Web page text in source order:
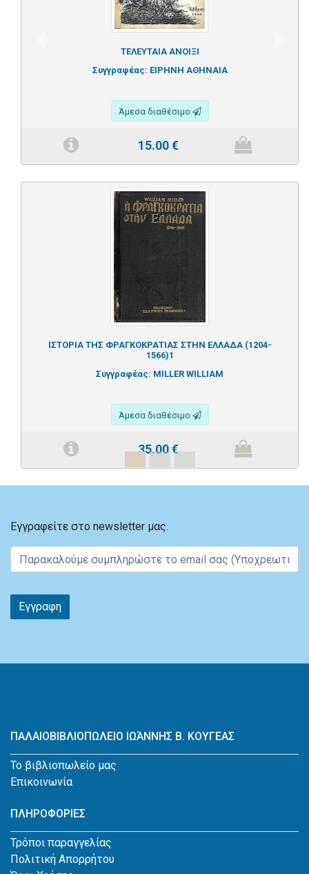
ΤΕΛΕΥΤΑΙΑ ΑΝΟΙΞΙ
Συγγραφέας: ΕΙΡΗΝΗ ΑΘΗΝΑΙΑ
Άμεσα διαθέσιμο
15.00€
ΙΣΤΟΡΙΑ ΤΗΣ ΦΡΑΓΚΟΚΡΑΤΙΑΣ ΣΤΗΝ ΕΛΛΑΔΑ (1204-
1566)1
Συγγραφέας: MILLER WILLIAM
Άμεσα διαθέσιμο
35.00€
Εγγραφείτε στο newsletter μας.
Εγγραφη
ΠΑΛΑΙΟΒΙΒΛΙΟΠΩΛΕΙΟ ΙΩΆΝΝΗΣ Β. ΚΟΥΓΕΑΣ
Το βιβλιοπωλείο μας
Επικοινωνία
ΠΛΗΡΟΦΟΡΙΕΣ
Τρόποι παραγγελίας
Πολιτική Απορρήτου